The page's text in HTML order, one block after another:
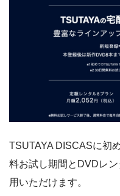
TSUTAYA DISCASに初
料お試し期間とDVDレ
用いただけます。